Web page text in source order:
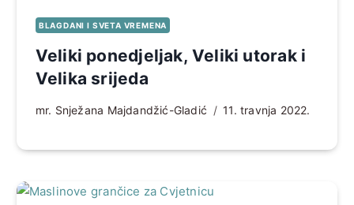
BLAGDANI I SVETA VREMENA
Veliki ponedjeljak, Veliki utorak i
Velika srijeda
mr. Snježana Majdandžić-Gladić 11. travnja 2022.